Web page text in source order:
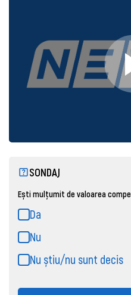
SONDAJ
Ești mulțumit de valoarea
Da
Nu
Nu știu/nu sunt decis